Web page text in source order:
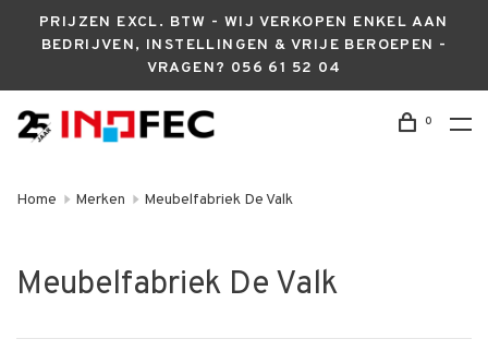
PRIJZEN EXCL. BTW - WIJ VERKOPEN ENKEL AAN
BEDRIJVEN, INSTELLINGEN & VRIJE BEROEPEN -
VRAGEN? 056 61 52 04
0
Home Merken Meubelfabriek De Valk
Meubelfabriek De Valk